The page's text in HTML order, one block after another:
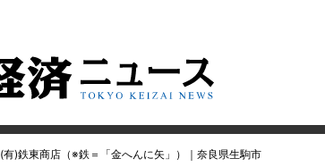
(有)鉄東商店（※鉄＝「金へんに矢」）｜奈良県生駒市